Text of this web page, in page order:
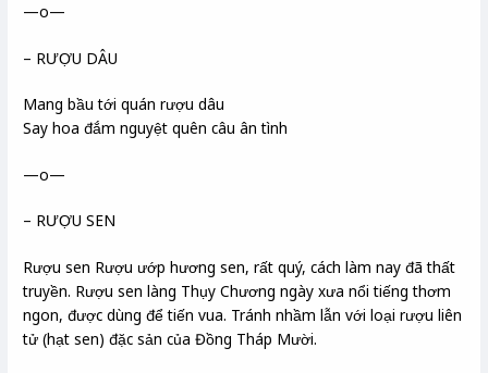
—o—
– RƯỢU DÂU
Mang bầu tới quán rượu dâu
Say hoa đắm nguyệt quên câu ân tình
—o—
– RƯỢU SEN
Rượu sen Rượu ướp hương sen, rất quý, cách làm nay đã thất
truyền. Rượu sen làng Thụy Chương ngày xưa nổi tiếng thơm
ngon, được dùng để tiến vua. Tránh nhầm lẫn với loại rượu liên
tử (hạt sen) đặc sản của Đồng Tháp Mười.